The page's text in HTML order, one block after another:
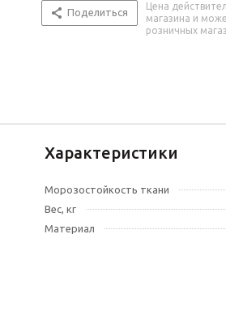
Поделиться
Цена
магазина и
розничных
Характеристики
Морозостойкость ткани
Вес, кг
Материал